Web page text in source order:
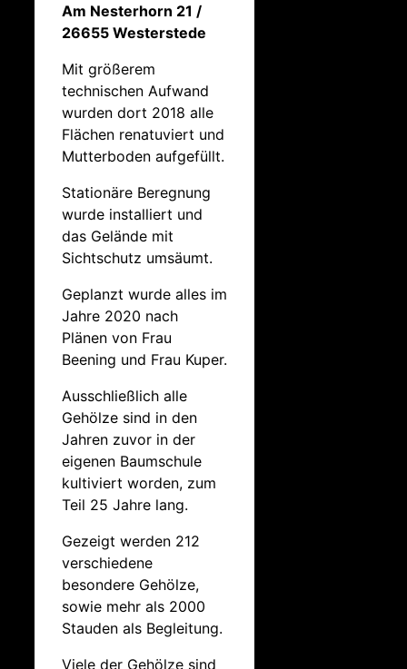
Am Nesterhorn 21 /
26655 Westerstede
Mit größerem
technischen Aufwand
wurden dort 2018 alle
Flächen renatuviert und
Mutterboden aufgefüllt.
Stationäre Beregnung
wurde installiert und
das Gelände mit
Sichtschutz umsäumt.
Geplanzt wurde alles im
Jahre 2020 nach
Plänen von Frau
Beening und Frau Kuper.
Ausschließlich alle
Gehölze sind in den
Jahren zuvor in der
eigenen Baumschule
kultiviert worden, zum
Teil 25 Jahre lang.
Gezeigt werden 212
verschiedene
besondere Gehölze,
sowie mehr als 2000
Stauden als Begleitung.
Viele der Gehölze sind